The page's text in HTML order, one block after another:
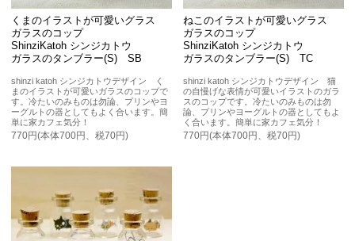
くまのイラストが可愛いグラス
ガラスのコップ
ShinziKatoh シンジカトウ
ガラスのタンブラー(S) SB
shinzi katoh シンジカトウデザイン く
まのイラストが可愛いガラスのコップで
す。冷たいのみものは勿論、プリンやヨ
ーグルトの器としてもよく合います。簡
単に家カフェ気分！
770円(本体700円、税70円)
ねこのイラストが可愛いグラス
ガラスのコップ
ShinziKatoh シンジカトウ
ガラスのタンブラー(S) TC
shinzi katoh シンジカトウデザイン 猫
の自慢げな表情が可愛いイラストのガラ
スのコップです。冷たいのみものは勿
論、プリンやヨーグルトの器としてもよ
く合います。簡単に家カフェ気分！
770円(本体700円、税70円)